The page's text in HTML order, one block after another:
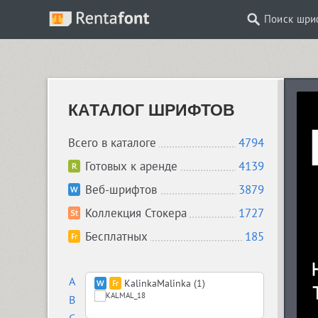
Поиск
КАТАЛОГ ШРИФТОВ
Всего в каталоге
4794
Готовых к аренде
4139
Веб-шрифтов
3879
Коллекция Стокера
1727
Бесплатных
185
A
B
KalinkaMalinka (1)